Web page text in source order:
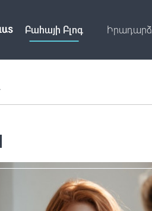
Բահայի Բլոգ